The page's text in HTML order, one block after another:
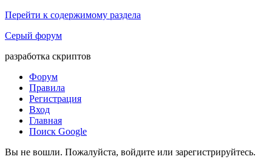
Перейти к содержимому раздела
Серый форум
разработка скриптов
Форум
Правила
Регистрация
Вход
Главная
Поиск Google
Вы не вошли. Пожалуйста, войдите или зарегистрируйтесь.